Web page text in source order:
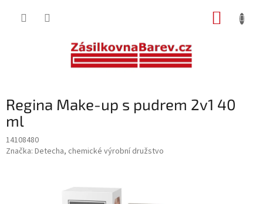
Regina Make-up s pudrem 2v1 40
ml
14108480
Značka: Detecha, chemické výrobní družstvo